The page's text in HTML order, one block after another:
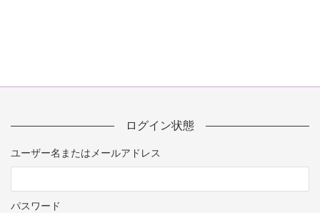
ログイン状態
ユーザー名またはメールアドレス
パスワード